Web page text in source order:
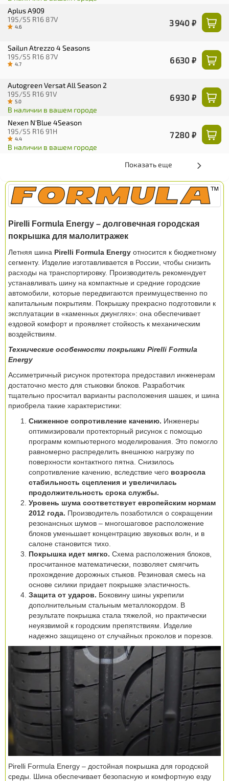
Aplus A909
195/55 R16 87V
4.6 3 940 ₽
Sailun Atrezzo 4 Seasons
195/55 R16 87V
4.7 6 630 ₽
Autogreen Versat All Season 2
195/55 R16 91V
5.0
В наличии в вашем городе
6 930 ₽
Nexen N'Blue 4Season
195/55 R16 91H
4.4
В наличии в вашем городе
7 280 ₽
Показать еще
Pirelli Formula Energy – долговечная городская
покрышка для малолитражек
Летняя шина Pirelli Formula Energy относится к бюджетному
сегменту. Изделие изготавливается в России, чтобы снизить
расходы на транспортировку. Производитель рекомендует
устанавливать шину на компактные и средние городские
автомобили, которые передвигаются преимущественно по
капитальным покрытиям. Покрышку прекрасно подготовили к
эксплуатации в «каменных джунглях»: она обеспечивает
ездовой комфорт и проявляет стойкость к механическим
воздействиям.
Технические особенности покрышки Pirelli Formula
Energy
Ассиметричный рисунок протектора предоставил инженерам
достаточно место для стыковки блоков. Разработчик
тщательно просчитал варианты расположения шашек, и шина
приобрела такие характеристики:
Сниженное сопротивление качению. Инженеры
оптимизировали протекторный рисунок с помощью
программ компьютерного моделирования. Это помогло
равномерно распределить внешнюю нагрузку по
поверхности контактного пятна. Снизилось
сопротивление качению, вследствие чего возросла
стабильность сцепления и увеличилась
продолжительность срока службы.
Уровень шума соответствует европейским нормам
2012 года. Производитель позаботился о сокращении
резонансных шумов – многошаговое расположение
блоков уменьшает концентрацию звуковых волн, и в
салоне становится тихо.
Покрышка идет мягко. Схема расположения блоков,
просчитанное математически, позволяет смягчить
прохождение дорожных стыков. Резиновая смесь на
основе силики придает покрышке эластичность.
Защита от ударов. Боковину шины укрепили
дополнительным стальным металлокордом. В
результате покрышка стала тяжелой, но практически
неуязвимой к городским препятствиям. Изделие
надежно защищено от случайных проколов и порезов.
Pirelli Formula Energy – достойная покрышка для городской
среды. Шина обеспечивает безопасную и комфортную езду